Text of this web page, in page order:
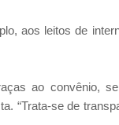
aos leitos de
ao convênio,
“Trata-se de